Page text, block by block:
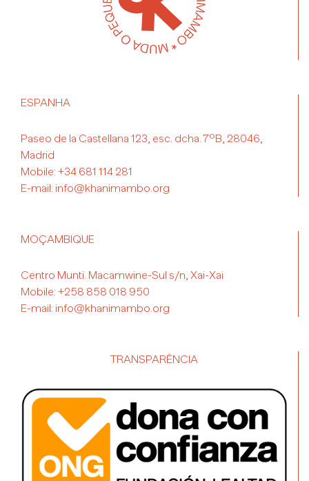
ESPANHA
Paseo de la Castellana 123, esc. dcha. 7ºB, 28046,
Madrid
Mobile: +34 681 114 281
E-mail: info@khanimambo.org
MOÇAMBIQUE
Centro Munti. Macamwine-Sul s/n, Xai-Xai
Mobile: +258 858 018 950
E-mail: info@khanimambo.org
TRANSPARÊNCIA